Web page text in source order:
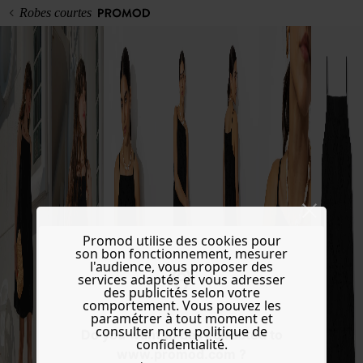
Do you want to be redirected to
www.promod.com ?
Robes courtes
Promod utilise des cookies pour
son bon fonctionnement, mesurer
l'audience, vous proposer des
services adaptés et vous adresser
des publicités selon votre
comportement. Vous pouvez les
paramétrer à tout moment et
consulter notre politique de
confidentialité.